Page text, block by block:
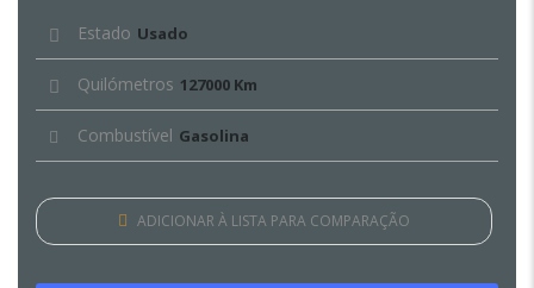
Estado Usado
Quilómetros 127000 Km
Combustível Gasolina
ADICIONAR À LISTA PARA COMPARAÇÃO